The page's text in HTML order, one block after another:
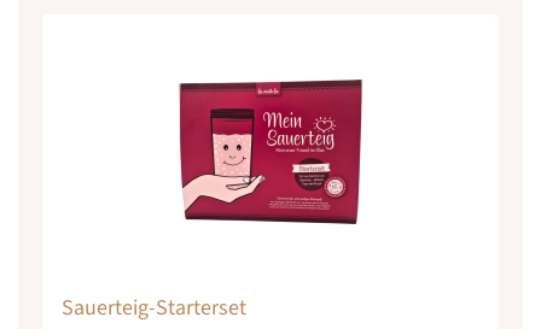
Sauerteig-Starterset